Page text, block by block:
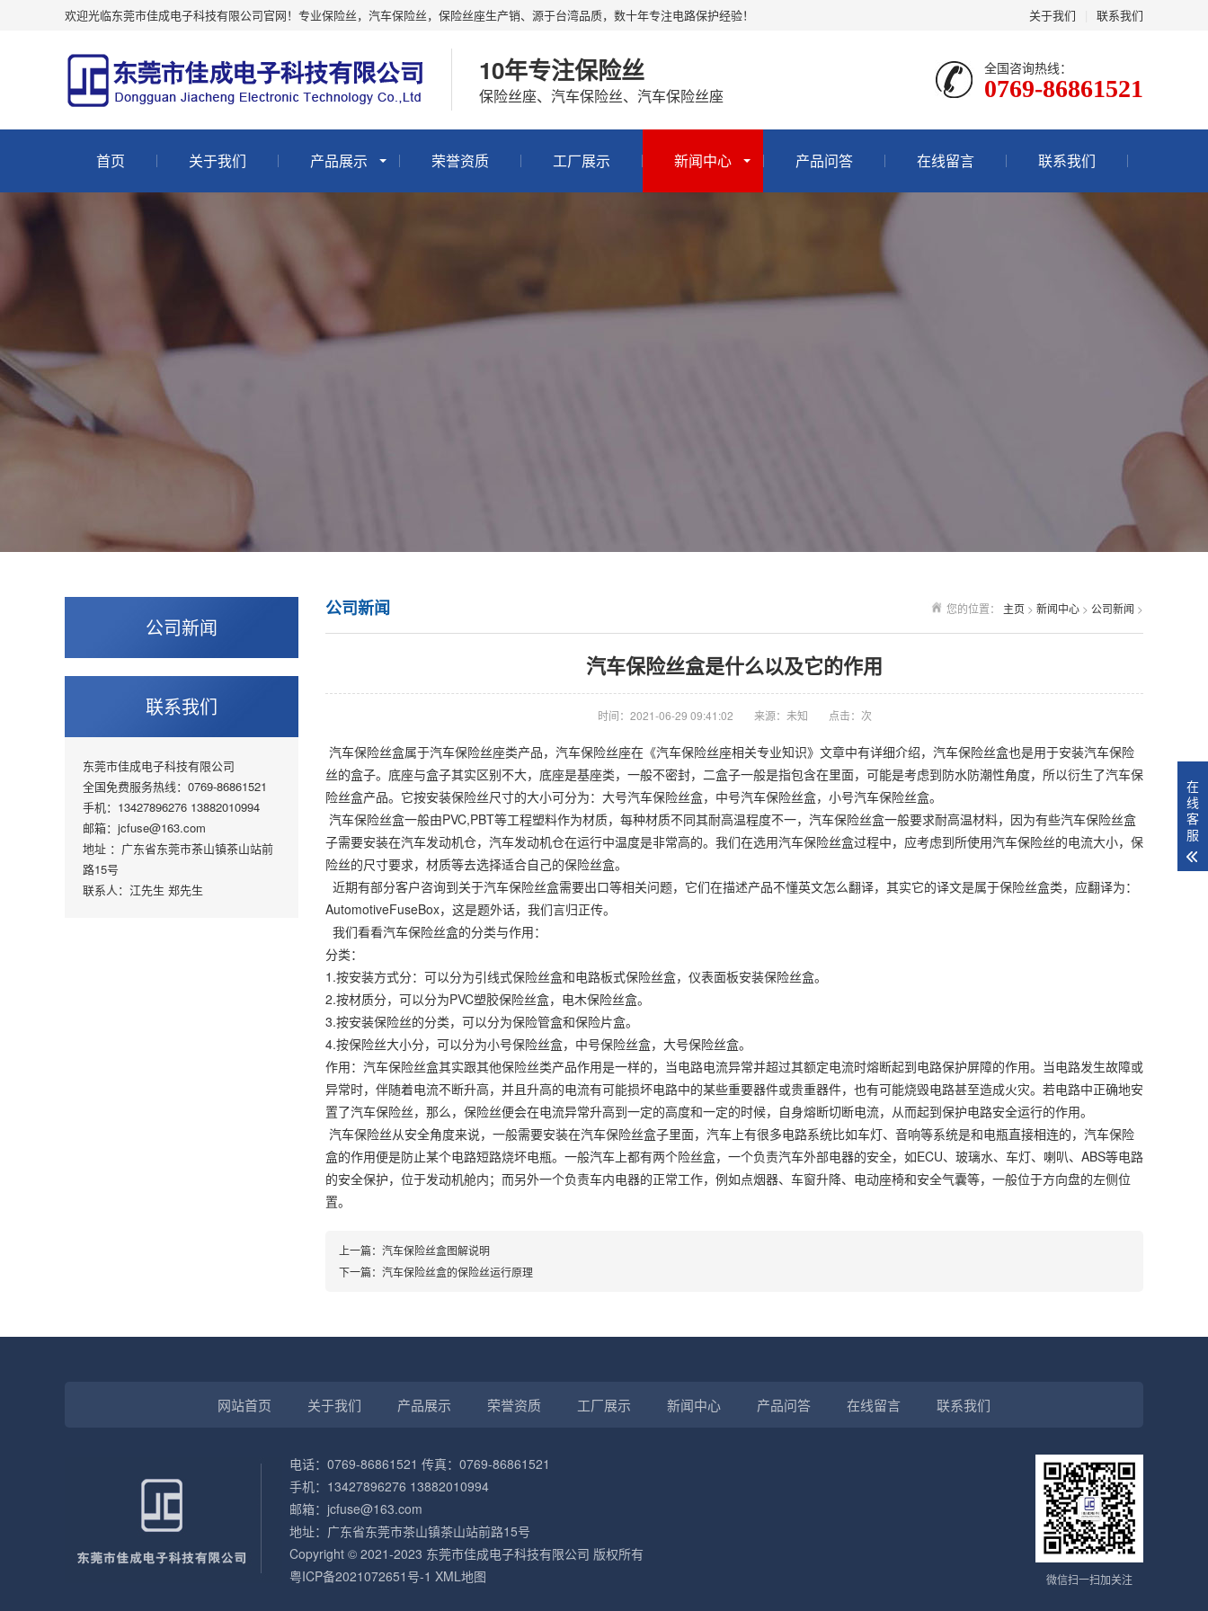
关于我们 联系我们
欢迎光临东莞市佳成电子科技有限公司官网！专业保险丝，汽车保险丝，保险丝座生产销、源于台湾品质，数十年专注电路保护经验！
10年专注保险丝
保险丝座、汽车保险丝、汽车保险丝座
全国咨询热线：
0769-86861521
首页 关于我们 产品展示 荣誉资质 工厂展示 新闻中心 产品问答 在线留言 联系我们
公司新闻
联系我们
东莞市佳成电子科技有限公司
全国免费服务热线：0769-86861521
手机：13427896276 13882010994
邮箱：jcfuse@163.com
地址 ：广东省东莞市茶山镇茶山站前
路15号
联系人：江先生 郑先生
您的位置： 主页 > 新闻中心 > 公司新闻 >
公司新闻
汽车保险丝盒是什么以及它的作用
时间：2021-06-29 09:41:02 来源：未知 点击： 次
汽车保险丝盒属于汽车保险丝座类产品，汽车保险丝座在《汽车保险丝座相关专业知识》文章中有详细介绍，汽车保险丝盒也是用于安装汽车保险
丝的盒子。底座与盒子其实区别不大，底座是基座类，一般不密封，二盒子一般是指包含在里面，可能是考虑到防水防潮性角度，所以衍生了汽车保
险丝盒产品。它按安装保险丝尺寸的大小可分为：大号汽车保险丝盒，中号汽车保险丝盒，小号汽车保险丝盒。
汽车保险丝盒一般由PVC,PBT等工程塑料作为材质，每种材质不同其耐高温程度不一，汽车保险丝盒一般要求耐高温材料，因为有些汽车保险丝盒
子需要安装在汽车发动机仓，汽车发动机仓在运行中温度是非常高的。我们在选用汽车保险丝盒过程中，应考虑到所使用汽车保险丝的电流大小，保
险丝的尺寸要求，材质等去选择适合自己的保险丝盒。
近期有部分客户咨询到关于汽车保险丝盒需要出口等相关问题，它们在描述产品不懂英文怎么翻译，其实它的译文是属于保险丝盒类，应翻译为：
AutomotiveFuseBox，这是题外话，我们言归正传。
我们看看汽车保险丝盒的分类与作用：
分类：
1.按安装方式分：可以分为引线式保险丝盒和电路板式保险丝盒，仪表面板安装保险丝盒。
2.按材质分，可以分为PVC塑胶保险丝盒，电木保险丝盒。
3.按安装保险丝的分类，可以分为保险管盒和保险片盒。
4.按保险丝大小分，可以分为小号保险丝盒，中号保险丝盒，大号保险丝盒。
作用：汽车保险丝盒其实跟其他保险丝类产品作用是一样的，当电路电流异常并超过其额定电流时熔断起到电路保护屏障的作用。当电路发生故障或
异常时，伴随着电流不断升高，并且升高的电流有可能损坏电路中的某些重要器件或贵重器件，也有可能烧毁电路甚至造成火灾。若电路中正确地安
置了汽车保险丝，那么，保险丝便会在电流异常升高到一定的高度和一定的时候，自身熔断切断电流，从而起到保护电路安全运行的作用。
汽车保险丝从安全角度来说，一般需要安装在汽车保险丝盒子里面，汽车上有很多电路系统比如车灯、音响等系统是和电瓶直接相连的，汽车保险
盒的作用便是防止某个电路短路烧坏电瓶。一般汽车上都有两个险丝盒，一个负责汽车外部电器的安全，如ECU、玻璃水、车灯、喇叭、ABS等电路
的安全保护，位于发动机舱内；而另外一个负责车内电器的正常工作，例如点烟器、车窗升降、电动座椅和安全气囊等，一般位于方向盘的左侧位
置。
上一篇： 汽车保险丝盒图解说明
下一篇： 汽车保险丝盒的保险丝运行原理
网站首页 关于我们 产品展示 荣誉资质 工厂展示 新闻中心 产品问答 在线留言 联系我们
微信扫一扫加关注
电话：0769-86861521 传真：0769-86861521
手机：13427896276 13882010994
邮箱：jcfuse@163.com
地址：广东省东莞市茶山镇茶山站前路15号
Copyright © 2021-2023 东莞市佳成电子科技有限公司 版权所有
粤ICP备2021072651号-1 XML地图
在
线
客
服